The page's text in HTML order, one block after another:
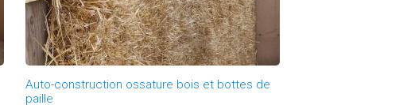
Auto-construction ossature bois et bottes de
paille